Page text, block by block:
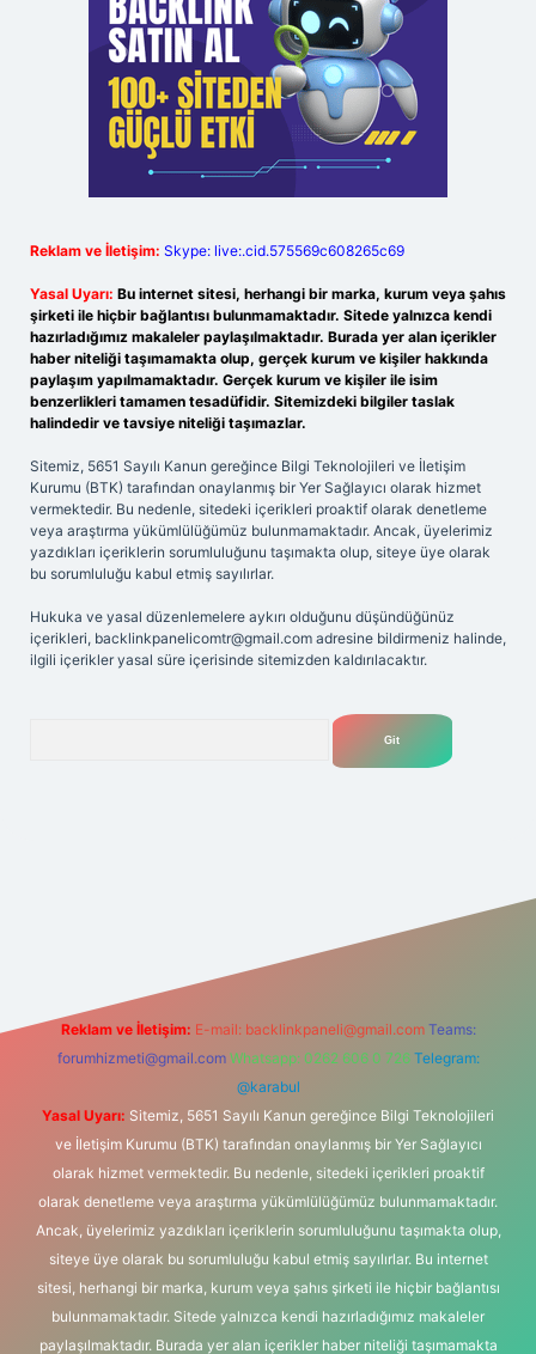
Reklam ve İletişim: Skype: live:.cid.575569c608265c69
Yasal Uyarı: Bu internet sitesi, herhangi bir marka, kurum veya şahıs
şirketi ile hiçbir bağlantısı bulunmamaktadır. Sitede yalnızca kendi
hazırladığımız makaleler paylaşılmaktadır. Burada yer alan içerikler
haber niteliği taşımamakta olup, gerçek kurum ve kişiler hakkında
paylaşım yapılmamaktadır. Gerçek kurum ve kişiler ile isim
benzerlikleri tamamen tesadüfidir. Sitemizdeki bilgiler taslak
halindedir ve tavsiye niteliği taşımazlar.
Sitemiz, 5651 Sayılı Kanun gereğince Bilgi Teknolojileri ve İletişim
Kurumu (BTK) tarafından onaylanmış bir Yer Sağlayıcı olarak hizmet
vermektedir. Bu nedenle, sitedeki içerikleri proaktif olarak denetleme
veya araştırma yükümlülüğümüz bulunmamaktadır. Ancak, üyelerimiz
yazdıkları içeriklerin sorumluluğunu taşımakta olup, siteye üye olarak
bu sorumluluğu kabul etmiş sayılırlar.
Hukuka ve yasal düzenlemelere aykırı olduğunu düşündüğünüz
içerikleri, backlinkpanelicomtr@gmail.com adresine bildirmeniz halinde,
ilgili içerikler yasal süre içerisinde sitemizden kaldırılacaktır.
Reklam ve İletişim: E-mail: backlinkpaneli@gmail.com Teams:
forumhizmeti@gmail.com Whatsapp: 0262 606 0 726 Telegram:
@karabul
Yasal Uyarı: Sitemiz, 5651 Sayılı Kanun gereğince Bilgi Teknolojileri
ve İletişim Kurumu (BTK) tarafından onaylanmış bir Yer Sağlayıcı
olarak hizmet vermektedir. Bu nedenle, sitedeki içerikleri proaktif
olarak denetleme veya araştırma yükümlülüğümüz bulunmamaktadır.
Ancak, üyelerimiz yazdıkları içeriklerin sorumluluğunu taşımakta olup,
siteye üye olarak bu sorumluluğu kabul etmiş sayılırlar. Bu internet
sitesi, herhangi bir marka, kurum veya şahıs şirketi ile hiçbir bağlantısı
bulunmamaktadır. Sitede yalnızca kendi hazırladığımız makaleler
paylaşılmaktadır. Burada yer alan içerikler haber niteliği taşımamakta